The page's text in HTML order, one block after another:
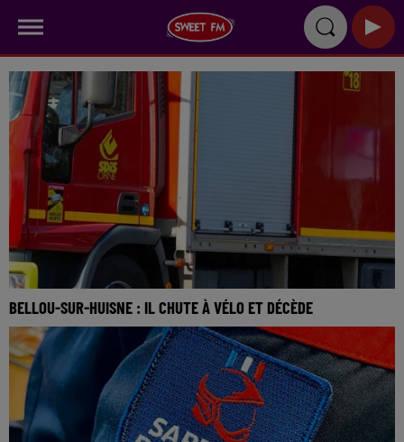
BELLOU-SUR-HUISNE : IL CHUTE À VÉLO ET DÉCÈDE